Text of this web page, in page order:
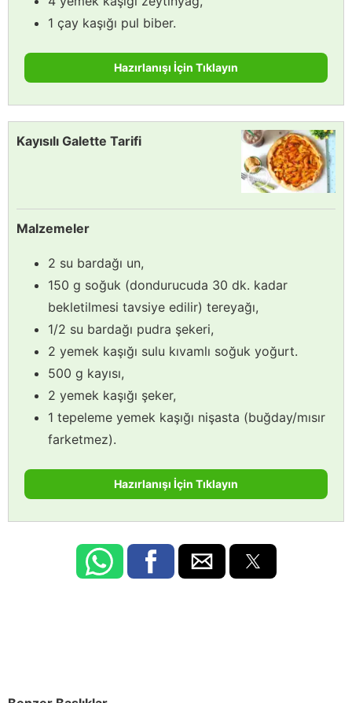
1 çay kaşığı pul biber.
Hazırlanışı İçin Tıklayın
Kayısılı Galette Tarifi
Malzemeler
2 su bardağı un,
150 g soğuk (dondurucuda 30 dk. kadar
bekletilmesi tavsiye edilir) tereyağı,
1/2 su bardağı pudra şekeri,
2 yemek kaşığı sulu kıvamlı soğuk yoğurt.
500 g kayısı,
2 yemek kaşığı şeker,
1 tepeleme yemek kaşığı nişasta (buğday/mısır
farketmez).
Hazırlanışı İçin Tıklayın